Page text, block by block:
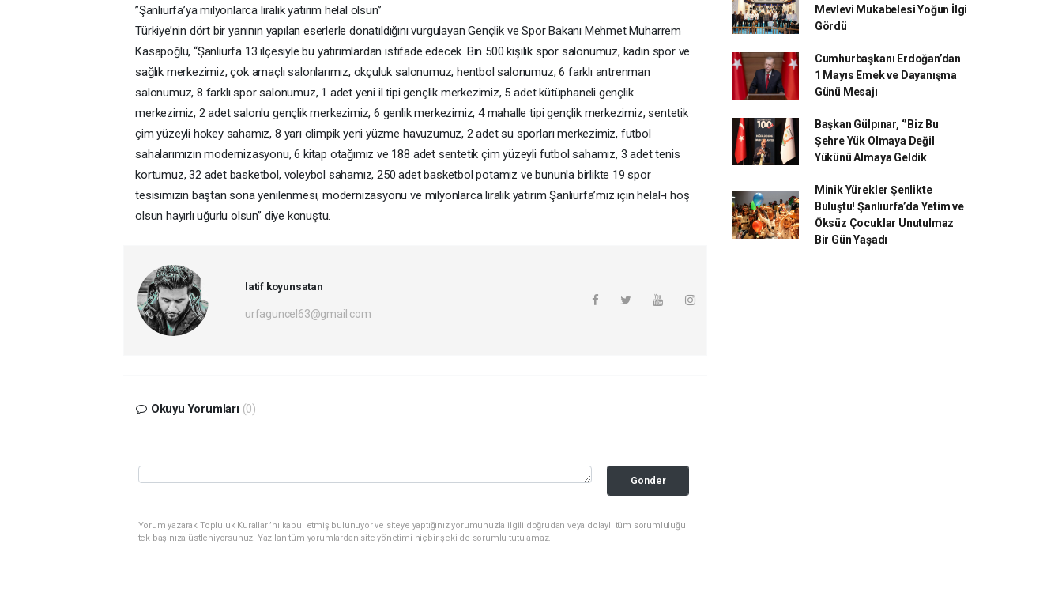
’’Şanlıurfa’ya milyonlarca liralık yatırım helal olsun’’
Türkiye’nin dört bir yanının yapılan eserlerle donatıldığını vurgulayan Gençlik ve Spor Bakanı Mehmet Muharrem
Kasapoğlu, “Şanlıurfa 13 ilçesiyle bu yatırımlardan istifade edecek. Bin 500 kişilik spor salonumuz, kadın spor ve
sağlık merkezimiz, çok amaçlı salonlarımız, okçuluk salonumuz, hentbol salonumuz, 6 farklı antrenman
salonumuz, 8 farklı spor salonumuz, 1 adet yeni il tipi gençlik merkezimiz, 5 adet kütüphaneli gençlik
merkezimiz, 2 adet salonlu gençlik merkezimiz, 6 genlik merkezimiz, 4 mahalle tipi gençlik merkezimiz, sentetik
çim yüzeyli hokey sahamız, 8 yarı olimpik yeni yüzme havuzumuz, 2 adet su sporları merkezimiz, futbol
sahalarımızın modernizasyonu, 6 kitap otağımız ve 188 adet sentetik çim yüzeyli futbol sahamız, 3 adet tenis
kortumuz, 32 adet basketbol, voleybol sahamız, 250 adet basketbol potamız ve bununla birlikte 19 spor
tesisimizin baştan sona yenilenmesi, modernizasyonu ve milyonlarca liralık yatırım Şanlıurfa’mız için helal-i hoş
olsun hayırlı uğurlu olsun” diye konuştu.
latif koyunsatan
urfaguncel63@gmail.com
Okuyu Yorumları (0)
Gonder
Yorum yazarak Topluluk Kuralları’nı kabul etmiş bulunuyor ve siteye yaptığınız yorumunuzla ilgili doğrudan veya dolaylı tüm sorumluluğu
tek başınıza üstleniyorsunuz. Yazılan tüm yorumlardan site yönetimi hiçbir şekilde sorumlu tutulamaz.
Mevlevi Mukabelesi Yoğun İlgi
Gördü
Cumhurbaşkanı Erdoğan’dan
1 Mayıs Emek ve Dayanışma
Günü Mesajı
Başkan Gülpınar, ‘’Biz Bu
Şehre Yük Olmaya Değil
Yükünü Almaya Geldik
Minik Yürekler Şenlikte
Buluştu! Şanlıurfa’da Yetim ve
Öksüz Çocuklar Unutulmaz
Bir Gün Yaşadı